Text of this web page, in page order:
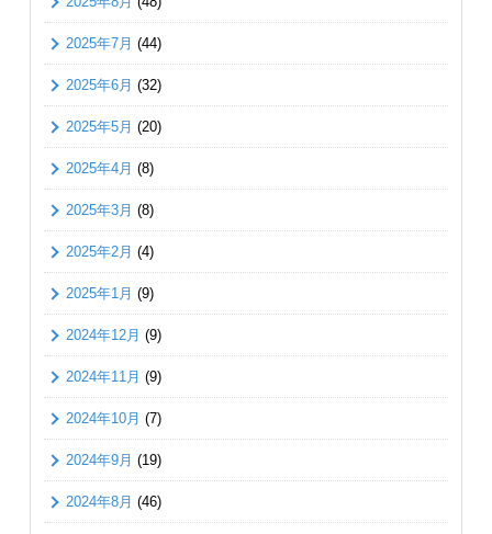
2025年7月 (44)
2025年6月 (32)
2025年5月 (20)
2025年4月 (8)
2025年3月 (8)
2025年2月 (4)
2025年1月 (9)
2024年12月 (9)
2024年11月 (9)
2024年10月 (7)
2024年9月 (19)
2024年8月 (46)